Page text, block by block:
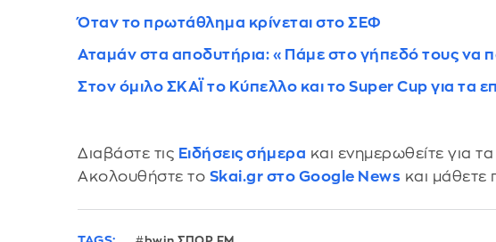
Όταν το πρωτάθλημα κρίνεται στο ΣΕΦ
Αταμάν στα αποδυτήρια: «Πάμε στο γήπεδό τους να
Στον όμιλο ΣΚΑΪ το Κύπελλο και το Super Cup για τα
Διαβάστε τις Ειδήσεις σήμερα και ενημερωθείτε για
Ακολουθήστε το Skai.gr στο Google News και μάθετε